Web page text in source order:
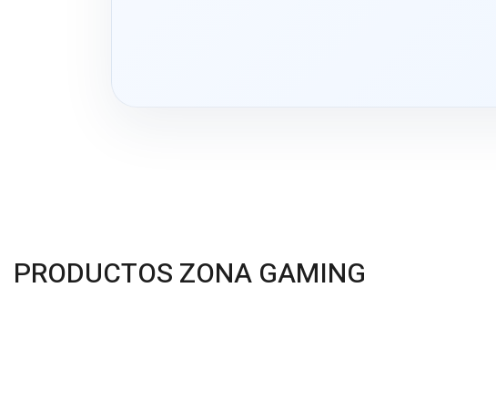
PRODUCTOS ZONA GAMING